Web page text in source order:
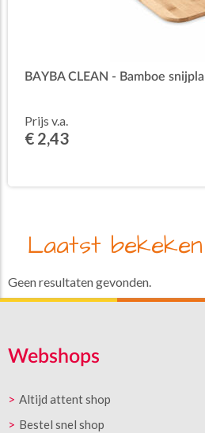
BAYBA CLEAN - Bamboe
Prijs v.a.
€ 2,43
Laatst
Geen resultaten gevonden.
Webshops
Altijd attent shop
Bestel snel shop